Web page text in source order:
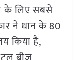
के लिए सबसे
ने धान के 80
किया है,